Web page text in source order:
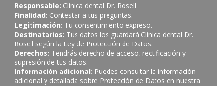
Responsable: Clínica dental Dr. Rosell
Finalidad: Contestar a tus preguntas.
Legitimación: Tu consentimiento expreso.
Destinatarios: Tus datos los guardará Clínica dental Dr.
Rosell según la Ley de Protección de Datos.
Derechos: Tendrás derecho de acceso, rectificación y
supresión de tus datos.
Información adicional: Puedes consultar la información
adicional y detallada sobre Protección de Datos en nuestra